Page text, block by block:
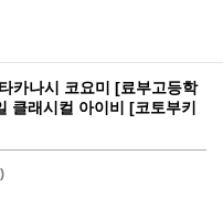
카나시 코요미 [료부고등학
클래시컬 아이비 [코토부키